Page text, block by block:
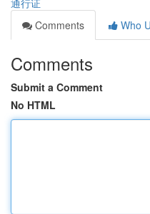
通行证
Comments
Who
Comments
Submit a Comment
No HTML